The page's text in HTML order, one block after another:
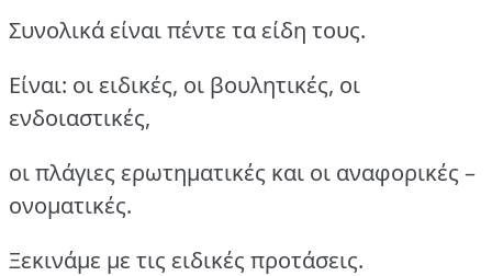
Συνολικά είναι πέντε τα είδη τους.
Είναι: οι ειδικές, οι βουλητικές, οι
ενδοιαστικές,
οι πλάγιες ερωτηματικές και οι αναφορικές –
ονοματικές.
Ξεκινάμε με τις ειδικές προτάσεις.